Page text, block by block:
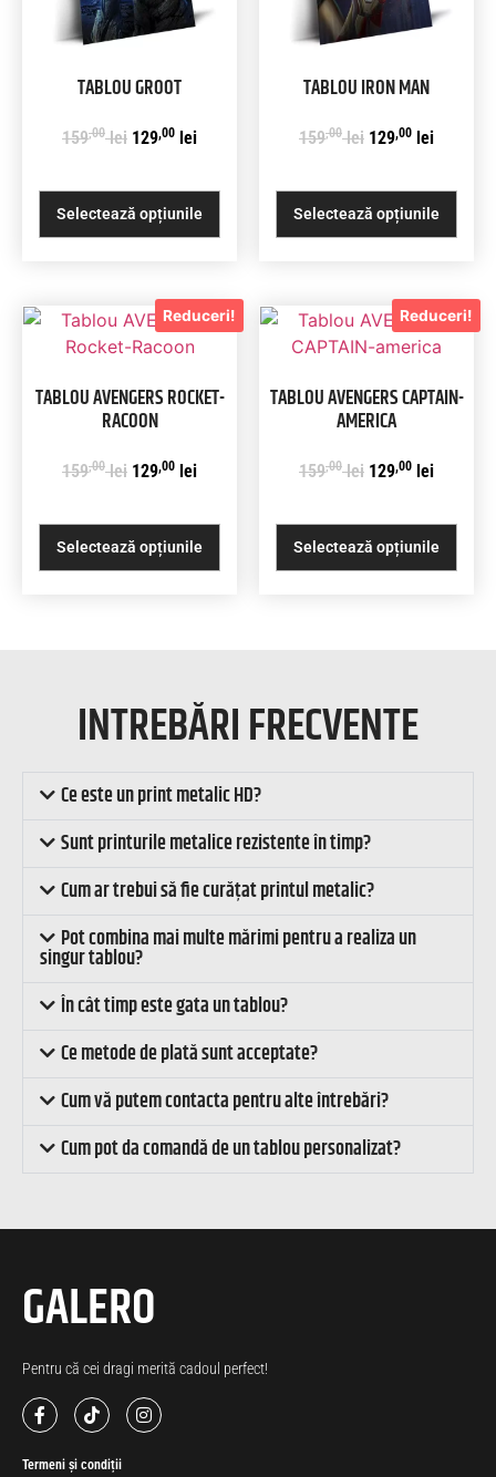
TABLOU GROOT
159,00 lei 129,00 lei
Selectează opțiunile
TABLOU IRON MAN
159,00 lei 129,00 lei
Selectează opțiunile
Reduceri!
TABLOU AVENGERS ROCKET-
RACOON
159,00 lei 129,00 lei
Selectează opțiunile
Reduceri!
TABLOU AVENGERS CAPTAIN-
AMERICA
159,00 lei 129,00 lei
Selectează opțiunile
INTREBĂRI FRECVENTE
Ce este un print metalic HD?
Sunt printurile metalice rezistente în timp?
Cum ar trebui să fie curățat printul metalic?
Pot combina mai multe mărimi pentru a realiza un
singur tablou?
În cât timp este gata un tablou?
Ce metode de plată sunt acceptate?
Cum vă putem contacta pentru alte întrebări?
Cum pot da comandă de un tablou personalizat?
GALERO
Pentru că cei dragi merită cadoul perfect!
Termeni și condiții